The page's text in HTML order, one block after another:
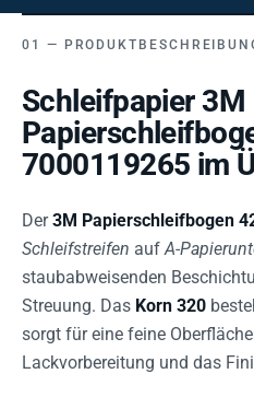
Schleifpapier 3M
7000119265 im
Der3M Papierschleifbogen
Schleifstreifen aufA-
staubabweisenden
Streuung. Das Korn 320
sorgt für eine feine
Lackvorbereitung und das